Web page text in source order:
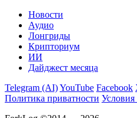
Новости
Аудио
Лонгриды
Крипториум
ИИ
Дайджест месяца
Telegram (AI)YouTube Facebook
Политика приватности Условия